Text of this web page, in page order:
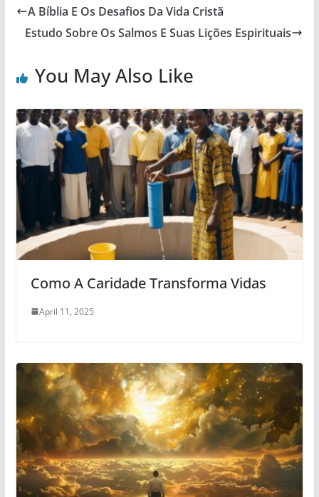
A Bíblia E Os Desafios Da Vida Cristã
Estudo Sobre Os Salmos E Suas Lições Espirituais
You May Also Like
Como A Caridade Transforma Vidas
April 11, 2025